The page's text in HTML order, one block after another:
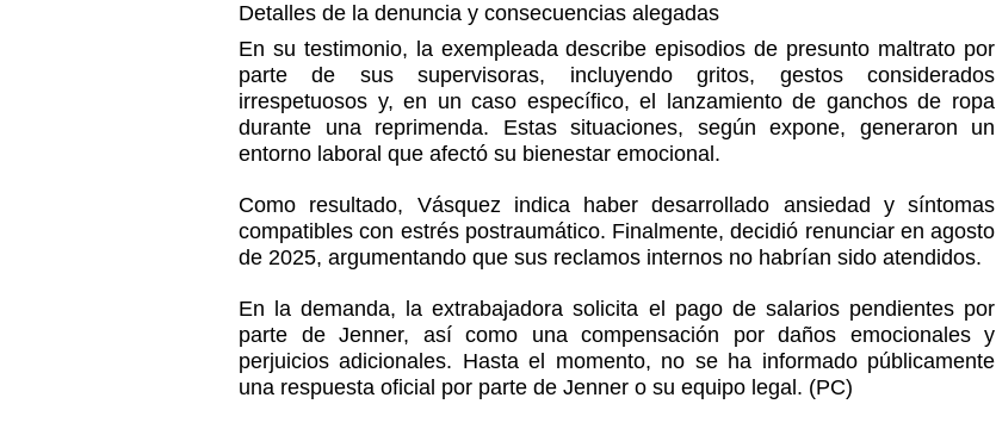
Detalles de la denuncia y consecuencias alegadas
En su testimonio, la exempleada describe episodios de presunto maltrato por
parte de sus supervisoras, incluyendo gritos, gestos considerados
irrespetuosos y, en un caso específico, el lanzamiento de ganchos de ropa
durante una reprimenda. Estas situaciones, según expone, generaron un
entorno laboral que afectó su bienestar emocional.
Como resultado, Vásquez indica haber desarrollado ansiedad y síntomas
compatibles con estrés postraumático. Finalmente, decidió renunciar en agosto
de 2025, argumentando que sus reclamos internos no habrían sido atendidos.
En la demanda, la extrabajadora solicita el pago de salarios pendientes por
parte de Jenner, así como una compensación por daños emocionales y
perjuicios adicionales. Hasta el momento, no se ha informado públicamente
una respuesta oficial por parte de Jenner o su equipo legal. (PC)